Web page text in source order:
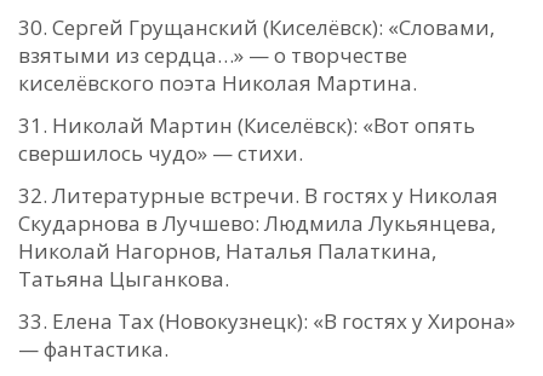
Сергей Грущанский (Киселёвск): «Словами,
взятыми из сердца…» — о творчестве
киселёвского поэта Николая Мартина.
Николай Мартин (Киселёвск): «Вот опять
свершилось чудо» — стихи.
Литературные встречи. В гостях у Николая
Скударнова в Лучшево: Людмила Лукьянцева,
Николай Нагорнов, Наталья Палаткина,
Татьяна Цыганкова.
Елена Тах (Новокузнецк): «В гостях у Хирона»
— фантастика.